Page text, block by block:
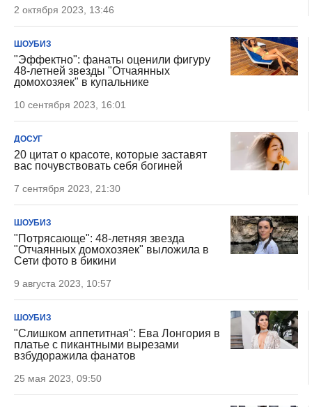
2 октября 2023, 13:46
ШОУБИЗ
"Эффектно": фанаты оценили фигуру
48-летней звезды "Отчаянных
домохозяек" в купальнике
10 сентября 2023, 16:01
ДОСУГ
20 цитат о красоте, которые заставят
вас почувствовать себя богиней
7 сентября 2023, 21:30
ШОУБИЗ
"Потрясающе": 48-летняя звезда
"Отчаянных домохозяек" выложила в
Сети фото в бикини
9 августа 2023, 10:57
ШОУБИЗ
"Слишком аппетитная": Ева Лонгория в
платье с пикантными вырезами
взбудоражила фанатов
25 мая 2023, 09:50